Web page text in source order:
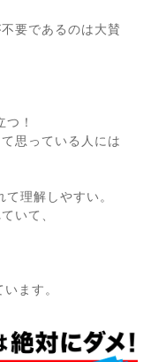
要であるのは大賛
！
思っている人には
理解しやすい。
いて、
ます。